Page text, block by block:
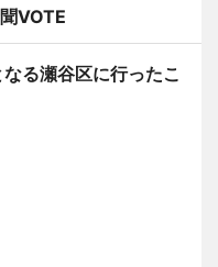
VOTE
る瀬谷区に行ったこ